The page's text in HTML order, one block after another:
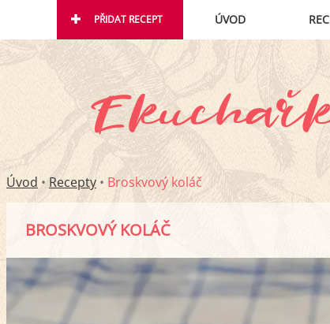
PŘIDAT RECEPT ÚVOD
Úvod • Recepty • Broskvový koláč
BROSKVOVÝ KOLÁČ